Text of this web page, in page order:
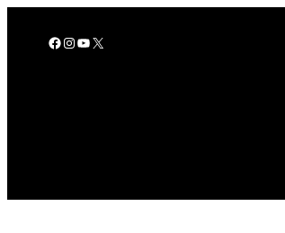
Facebook InstagramYouTube X